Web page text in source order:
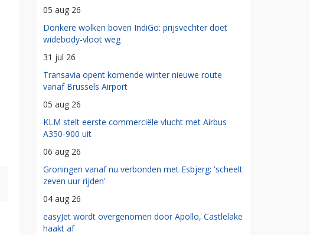
05 aug 26
Donkere wolken boven IndiGo: prijsvechter doet
widebody-vloot weg
31 jul 26
Transavia opent komende winter nieuwe route
vanaf Brussels Airport
05 aug 26
KLM stelt eerste commerciële vlucht met Airbus
A350-900 uit
06 aug 26
Groningen vanaf nu verbonden met Esbjerg: 'scheelt
zeven uur rijden'
04 aug 26
easyJet wordt overgenomen door Apollo, Castlelake
haakt af